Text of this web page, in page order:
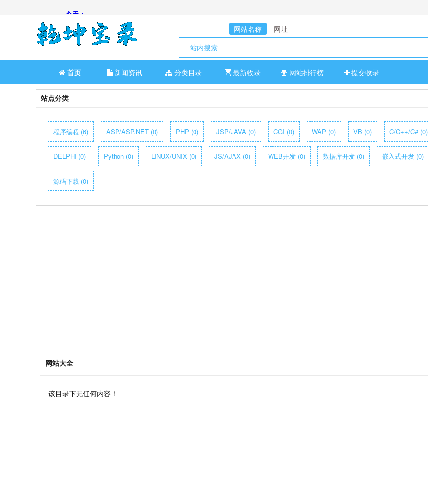
网站名称
网址
站内搜索
首页 新闻资讯 分类目录 最新收录 网站排行榜 提交收录
站点分类
程序编程 (6) ASP/ASP.NET (0) PHP (0) JSP/JAVA (0) CGI (0) WAP (0) VB (0) C/C++/C# (0)
DELPHI (0) Python (0) LINUX/UNIX (0) JS/AJAX (0) WEB开发 (0) 数据库开发 (0) 嵌入式开发 (0)
源码下载 (0)
网站大全
该目录下无任何内容！